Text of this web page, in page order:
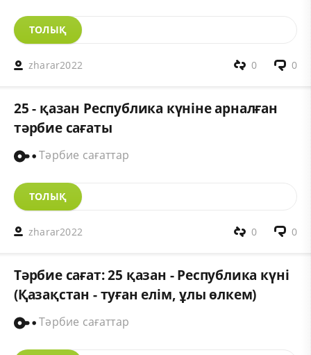
ТОЛЫҚ
zharar2022 0
0
25 - қазан Республика күніне арналған
тәрбие сағаты
Тәрбие сағаттар
ТОЛЫҚ
zharar2022 0
0
Тәрбие сағат: 25 қазан - Республика күні
(Қазақстан - туған елім, ұлы өлкем)
Тәрбие сағаттар